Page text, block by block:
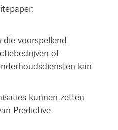
die voorspellend
of
kan
kunnen zetten
Predictive